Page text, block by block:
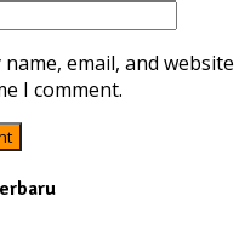
name, email, and
I comment.